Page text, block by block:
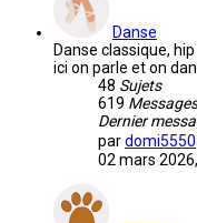
Danse
Danse classique,
ici on parle et on
48 Sujets
619 Messages
Dernier
pardomi5550
02 mars